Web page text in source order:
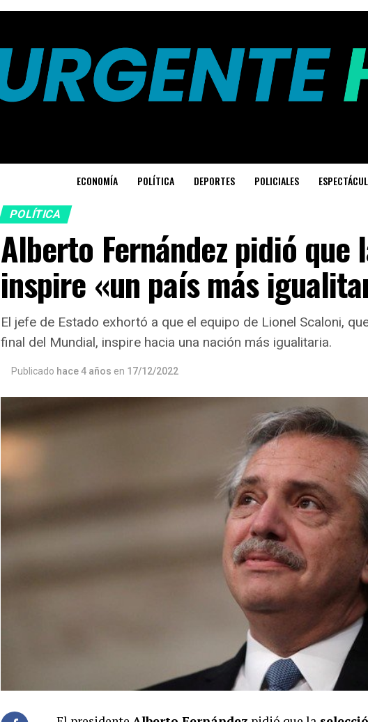
ECONOMÍA POLÍTICA DEPORTES POLICIALES
POLÍTICA
Alberto Fernández pidió que
inspire «un país más
El jefe de Estado exhortó a que el equipo de Lionel Scaloni,
final del Mundial, inspire hacia una nación más igualitaria.
Publicado hace 4 años en 17/12/2022